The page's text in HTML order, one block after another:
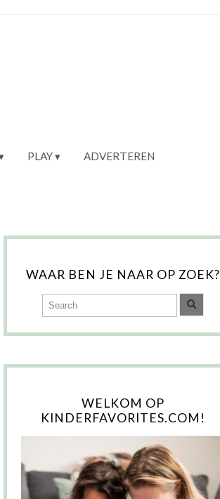
PLAY ADVERTEREN
WAAR BEN JE NAAR OP ZOEK?
WELKOM OP
KINDERFAVORITES.COM!